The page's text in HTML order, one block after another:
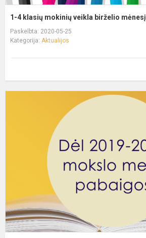
1-4 klasių mokinių veikla birželio mėnesį
Paskelbta: 2020-05-25
Kategorija: Aktualijos